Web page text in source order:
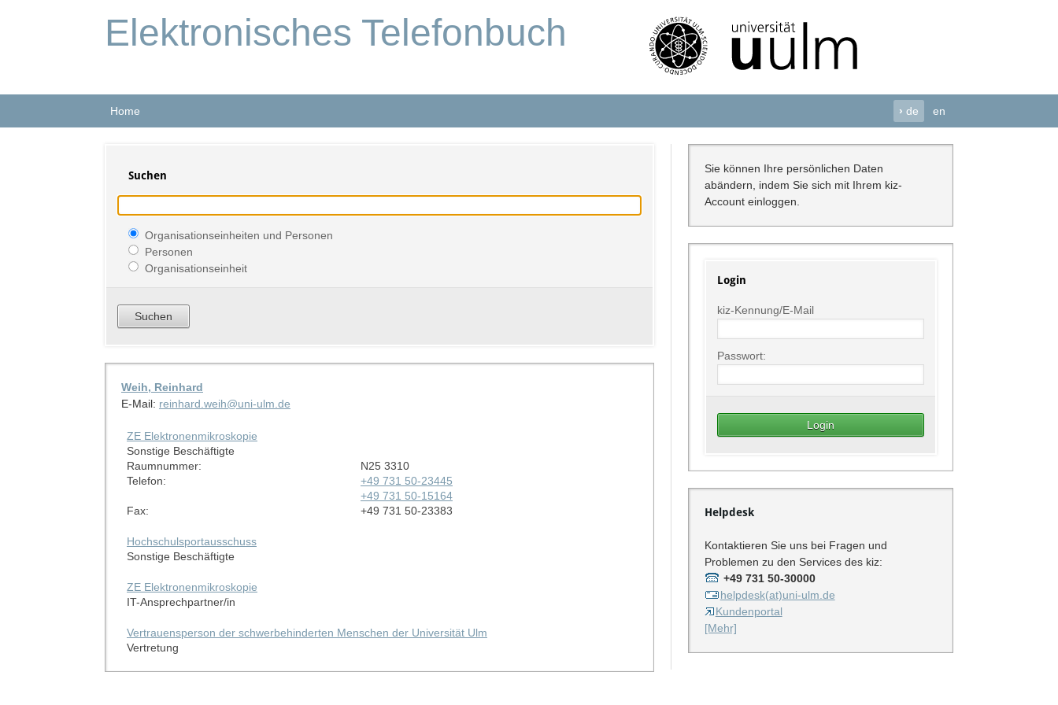
Elektronisches Telefonbuch
Home › de en
Suchen
Organisationseinheiten und Personen
Personen
Organisationseinheit
Weih, Reinhard
E-Mail: reinhard.weih@uni-ulm.de
ZE Elektronenmikroskopie
Sonstige Beschäftigte
Raumnummer:
N25 3310
Telefon:
+49 731 50-23445
+49 731 50-15164
Fax:
+49 731 50-23383
Hochschulsportausschuss
Sonstige Beschäftigte
ZE Elektronenmikroskopie
IT-Ansprechpartner/in
Vertrauensperson der schwerbehinderten Menschen der Universität Ulm
Vertretung
Sie können Ihre persönlichen Daten
abändern, indem Sie sich mit Ihrem kiz-
Account einloggen.
Login
kiz-Kennung/E-Mail
Passwort:
Helpdesk
Kontaktieren Sie uns bei Fragen und
Problemen zu den Services des kiz:
+49 731 50-30000
helpdesk(at)uni-ulm.de
Kundenportal
[Mehr]